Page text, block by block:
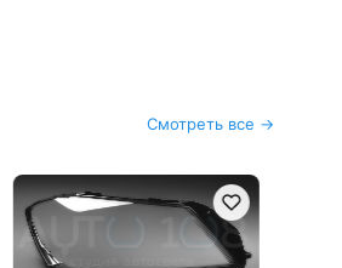
Смотреть все →